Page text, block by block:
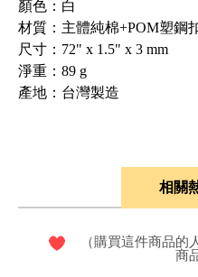
顏色：白
材質：主體純棉+POM塑鋼
尺寸：72" x 1.5" x 3 mm
淨重：89 g
產地：台灣製造
相關
（購買這件商品的
商